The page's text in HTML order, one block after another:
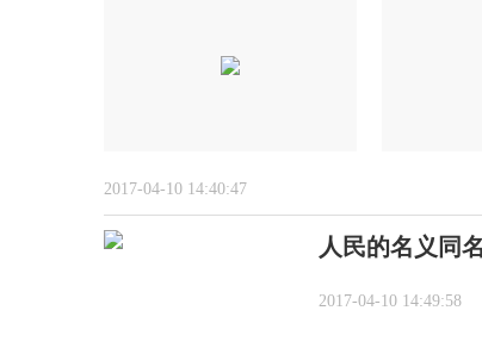
2017-04-10 14:40:47
人民的名义同
2017-04-10 14:49:58